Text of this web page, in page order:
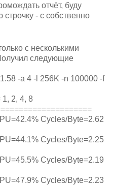
отчёт, буду
- с собственно
с несколькими
следующие
-a 4 -l 256K -n 100000 -f
1, 2, 4, 8
Cycles/Byte=2.62
Cycles/Byte=2.25
Cycles/Byte=2.19
Cycles/Byte=2.23